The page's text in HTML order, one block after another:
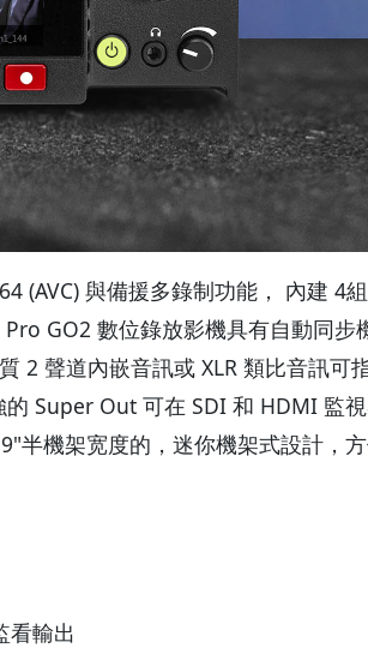
(AVC) 與備援多錄制功能， 內建 4
GO2 數位錄放影機具有自動同步
2 聲道內嵌音訊或 XLR 類比音訊可
Super Out 可在 SDI 和 HDMI 監
半機架宽度的，迷你機架式設計，
看輸出